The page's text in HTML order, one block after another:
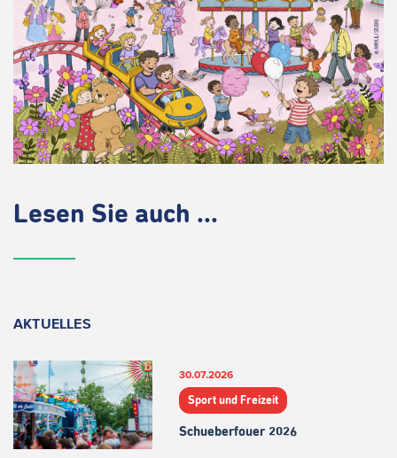
Lesen Sie auch ...
AKTUELLES
30.07.2026
Sport und Freizeit
Schueberfouer 2026